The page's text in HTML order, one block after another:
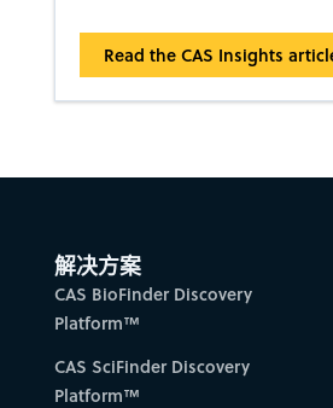
Read the CAS Insights
解决方案
CAS BioFinder Discovery
Platform™
CAS SciFinder Discovery
Platform™